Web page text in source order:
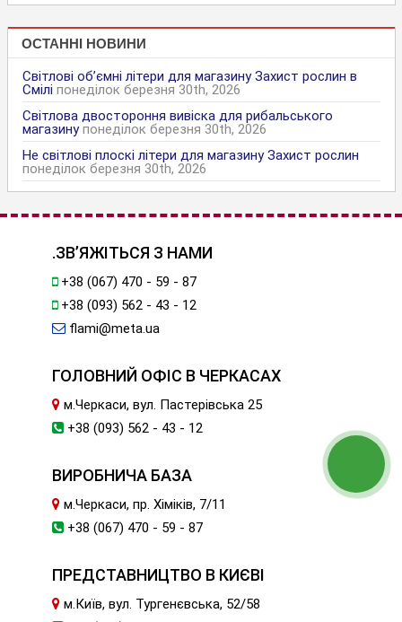
ОСТАННІ НОВИНИ
Світлові об’ємні літери для магазину Захист рослин в
Смілі понеділок березня 30th, 2026
Світлова двостороння вивіска для рибальського
магазину понеділок березня 30th, 2026
Не світлові плоскі літери для магазину Захист рослин
понеділок березня 30th, 2026
.ЗВ’ЯЖІТЬСЯ З НАМИ
+38 (067) 470 - 59 - 87
+38 (093) 562 - 43 - 12
flami@meta.ua
ГОЛОВНИЙ ОФІС В ЧЕРКАСАХ
м.Черкаси, вул. Пастерівська 25
+38 (093) 562 - 43 - 12
ВИРОБНИЧА БАЗА
м.Черкаси, пр. Хіміків, 7/11
+38 (067) 470 - 59 - 87
ПРЕДСТАВНИЦТВО В КИЄВІ
м.Київ, вул. Тургенєвська, 52/58